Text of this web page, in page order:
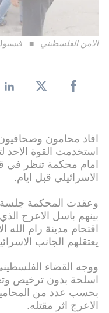
الامن الفلسطيني
افاد محامون
استخدمت القوة الاحد
امام محكمة تنظر في
الاسرائيلي قبل ايام.
وعقدت المحكمة
بينهم باسل الاعرج
اقتحام مدينة رام الله
يعتقلهم الجانب
ووجه القضاء
اسلحة بدون ترخيص
بحسب عدد من
الاعرج اثر مقتله.